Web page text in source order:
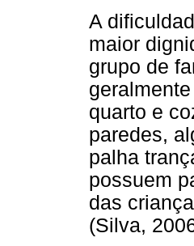
A
maior
grupo de
quarto e
paredes,
palha
possuem
das
(Silva,